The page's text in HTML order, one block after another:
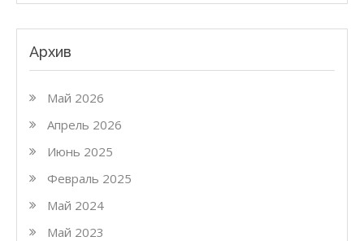
Архив
Май 2026
Апрель 2026
Июнь 2025
Февраль 2025
Май 2024
Май 2023